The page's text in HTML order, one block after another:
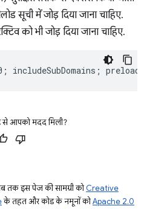
सूची में जोड़ दिया जाना चाहिए.
को भी जोड़ दिया जाना चाहिए.
से आपको मदद मिली?
इस पेज की सामग्री कोCreative
के तहत और कोड के नमूनों कोApache 2.0